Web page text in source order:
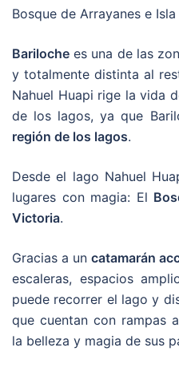
Bosque de Arrayanes e
Bariloche es una de las
y totalmente distinta al
Nahuel Huapi rige la vida
de los lagos, ya que
región de los lagos.
Desde el lago Nahuel
lugares con magia: El
Victoria.
Gracias a un catamarán
escaleras, espacios
puede recorrer el lago y
que cuentan con rampas
la belleza y magia de sus